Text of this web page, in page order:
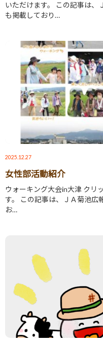
いただけます。 この記事は、
も掲載しており…
2025.12.27
女性部活動紹介
ウォーキング大会in大津 クリ
す。 この記事は、ＪＡ菊池広
お…